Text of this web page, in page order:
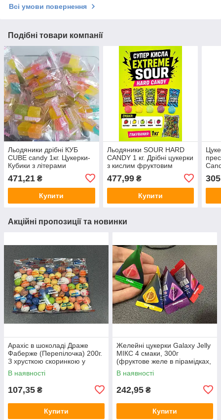
Всі умови повернення
Подібні товари компанії
Льодяники дрібні КУБ
CUBE candy 1кг. Цукерки-
Кубики з літерами
471,21 ₴
Купити
Льодяники SOUR HARD
CANDY 1 кг. Дрібні цукерки
з кислим фруктовим
477,99₴
Купити
чаю
Акційні пропозиції та новинки
Арахіс в шоколаді Драже
Фаберже (Перепілочка) 200г.
З хрусткою скоринкою у
вигляді перепелиного яйця
В наявності
107,35 ₴
Купити
Желейні цукерки Galaxy Jelly
МІКС 4 смаки, 300г
(фруктове желе в пірамідках,
трикутники)
В наявності
242,95 ₴
Купити